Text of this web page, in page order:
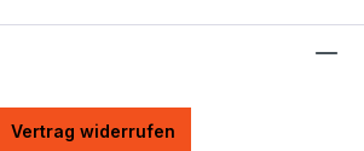
Vertrag widerrufen